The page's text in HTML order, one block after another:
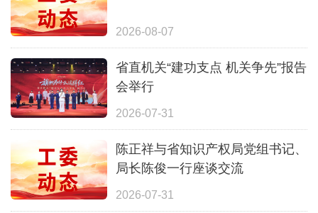
2026-08-07
省直机关“建功支点 机关争先”报告
会举行
2026-07-31
陈正祥与省知识产权局党组书记、
局长陈俊一行座谈交流
2026-07-31